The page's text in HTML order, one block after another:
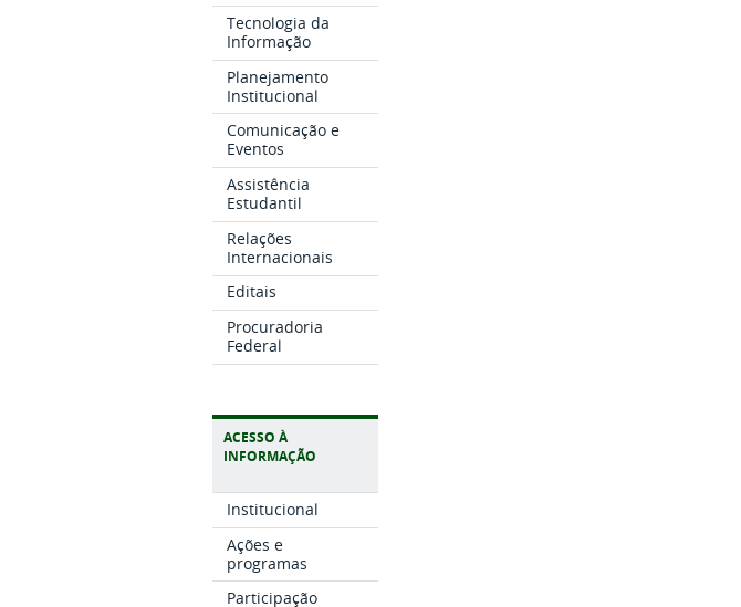
Tecnologia da
Informação
Planejamento
Institucional
Comunicação e
Eventos
Assistência
Estudantil
Relações
Internacionais
Editais
Procuradoria
Federal
ACESSO À
INFORMAÇÃO
Institucional
Ações e
programas
Participação